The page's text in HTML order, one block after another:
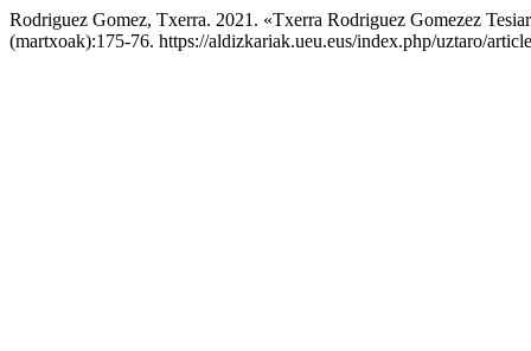
Rodriguez Gomez, Txerra. 2021. «Txerra Rodriguez Gomezez
(martxoak):175-76. https://aldizkariak.ueu.eus/index.php/uztaro/